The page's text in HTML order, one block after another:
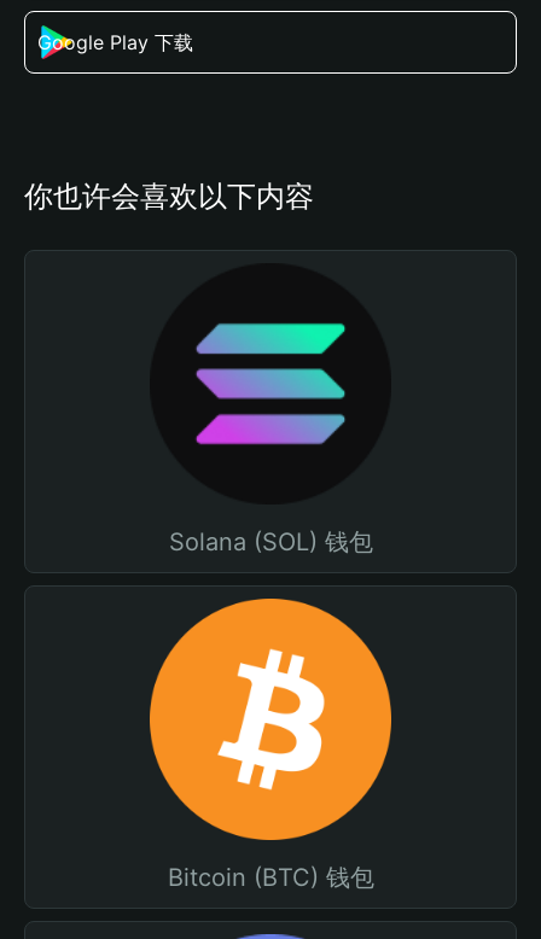
Google Play 下载
你也许会喜欢以下内容
Solana (SOL) 钱包
Bitcoin (BTC) 钱包